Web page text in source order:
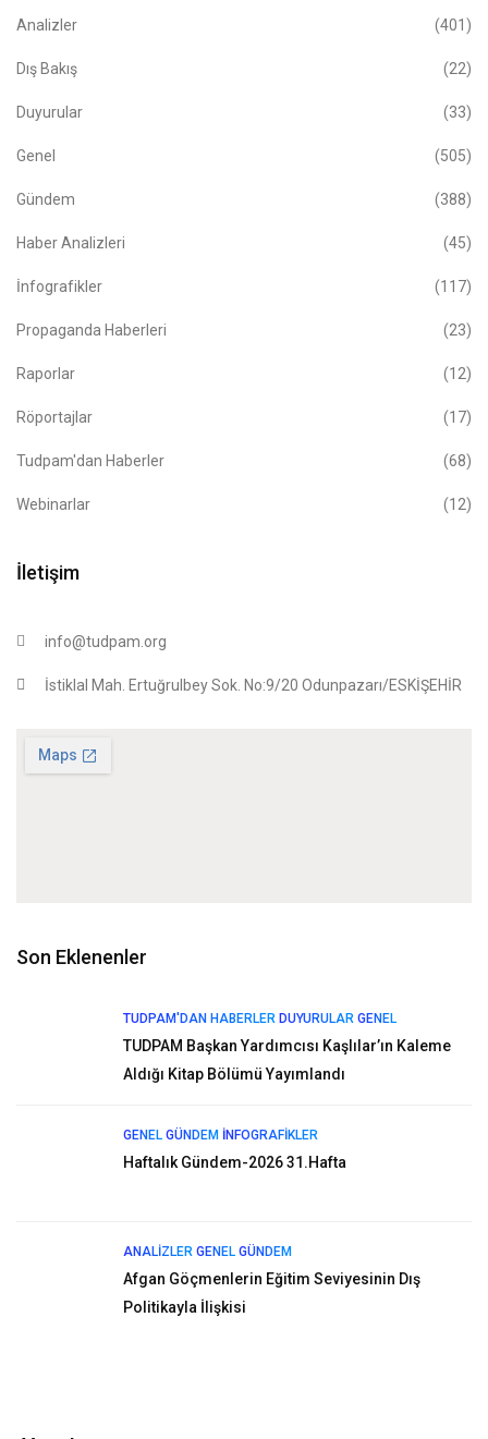
Analizler (401)
Dış Bakış (22)
Duyurular (33)
Genel (505)
Gündem (388)
Haber Analizleri (45)
İnfografikler (117)
Propaganda Haberleri (23)
Raporlar (12)
Röportajlar (17)
Tudpam'dan Haberler (68)
Webinarlar (12)
İletişim
info@tudpam.org
İstiklal Mah. Ertuğrulbey Sok. No:9/20 Odunpazarı/ESKİŞEHİR
Son Eklenenler
TUDPAM'DAN HABERLER DUYURULAR GENEL
TUDPAM Başkan Yardımcısı Kaşlılar’ın Kaleme
Aldığı Kitap Bölümü Yayımlandı
GENEL GÜNDEM İNFOGRAFIKLER
Haftalık Gündem-2026 31.Hafta
ANALIZLER GENEL GÜNDEM
Afgan Göçmenlerin Eğitim Seviyesinin Dış
Politikayla İlişkisi